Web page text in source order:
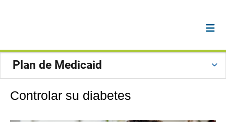
Plan de Medicaid
Controlar su diabetes